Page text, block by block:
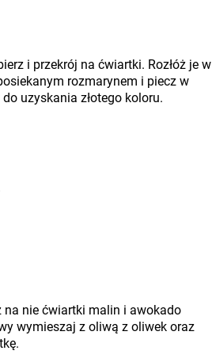
i przekrój na ćwiartki. Rozłóż je w
rozmarynem i piecz w
uzyskania złotego koloru.
na nie ćwiartki malin i awokado
wymieszaj z oliwą z oliwek oraz